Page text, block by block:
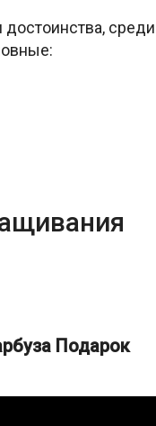
достоинства, среди
Подарок